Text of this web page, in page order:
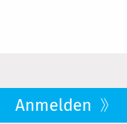
Anmelden